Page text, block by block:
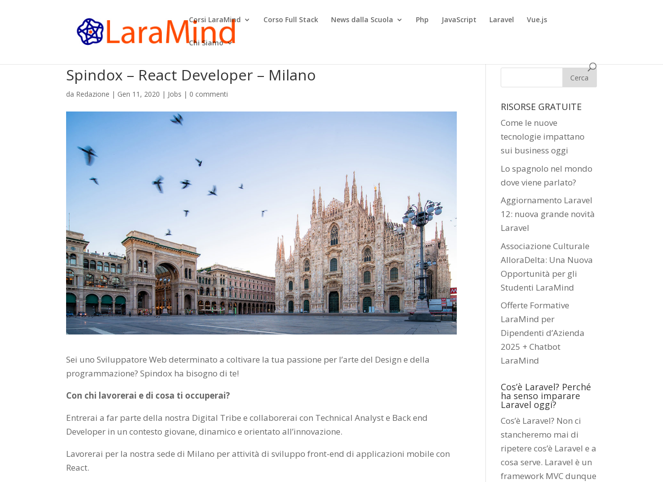
Corsi LaraMind Corso Full Stack News dalla Scuola Php JavaScript Laravel Vue.js
Chi Siamo
Spindox – React Developer – Milano
da Redazione | Gen 11, 2020 | Jobs | 0 commenti
Sei uno Sviluppatore Web determinato a coltivare la tua passione per l’arte del Design e della
programmazione? Spindox ha bisogno di te!
Con chi lavorerai e di cosa ti occuperai?
Entrerai a far parte della nostra Digital Tribe e collaborerai con Technical Analyst e Back end
Developer in un contesto giovane, dinamico e orientato all’innovazione.
Lavorerai per la nostra sede di Milano per attività di sviluppo front-end di applicazioni mobile con
React.
RISORSE GRATUITE
Come le nuove
tecnologie impattano
sui business oggi
Lo spagnolo nel mondo
dove viene parlato?
Aggiornamento Laravel
12: nuova grande novità
Laravel
Associazione Culturale
AlloraDelta: Una Nuova
Opportunità per gli
Studenti LaraMind
Offerte Formative
LaraMind per
Dipendenti d’Azienda
2025 + Chatbot
LaraMind
Cos’è Laravel? Perché
ha senso imparare
Laravel oggi?
Cos’è Laravel? Non ci
stancheremo mai di
ripetere cos’è Laravel e a
cosa serve. Laravel è un
framework MVC dunque